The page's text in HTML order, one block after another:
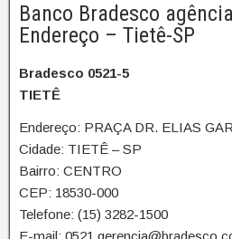
Banco Bradesco
Endereço – Tietê-SP
Bradesco 0521-5
TIETÊ
Endereço: PRAÇA DR. ELIAS
Cidade: TIETÊ – SP
Bairro: CENTRO
CEP: 18530-000
Telefone: (15) 3282-1500
E-mail: